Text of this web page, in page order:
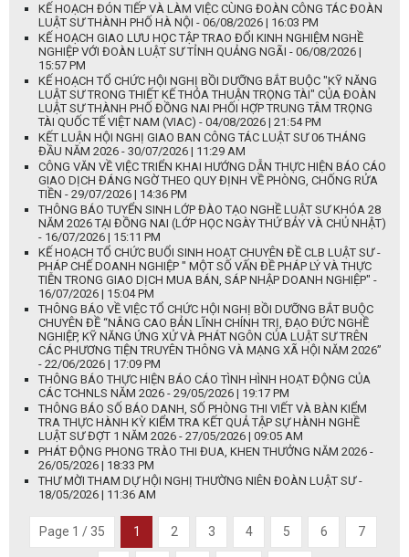
KẾ HOẠCH ĐÓN TIẾP VÀ LÀM VIỆC CÙNG ĐOÀN CÔNG TÁC ĐOÀN
LUẬT SƯ THÀNH PHỐ HÀ NỘI - 06/08/2026 | 16:03 PM
KẾ HOẠCH GIAO LƯU HỌC TẬP TRAO ĐỔI KINH NGHIỆM NGHỀ
NGHIỆP VỚI ĐOÀN LUẬT SƯ TỈNH QUẢNG NGÃI - 06/08/2026 |
15:57 PM
KẾ HOẠCH TỔ CHỨC HỘI NGHỊ BỒI DƯỠNG BẮT BUỘC "KỸ NĂNG
LUẬT SƯ TRONG THIẾT KẾ THỎA THUẬN TRỌNG TÀI" CỦA ĐOÀN
LUẬT SƯ THÀNH PHỐ ĐỒNG NAI PHỐI HỢP TRUNG TÂM TRỌNG
TÀI QUỐC TẾ VIỆT NAM (VIAC) - 04/08/2026 | 21:54 PM
KẾT LUẬN HỘI NGHỊ GIAO BAN CÔNG TÁC LUẬT SƯ 06 THÁNG
ĐẦU NĂM 2026 - 30/07/2026 | 11:29 AM
CÔNG VĂN VỀ VIỆC TRIỂN KHAI HƯỚNG DẪN THỰC HIỆN BÁO CÁO
GIAO DỊCH ĐÁNG NGỜ THEO QUY ĐỊNH VỀ PHÒNG, CHỐNG RỬA
TIỀN - 29/07/2026 | 14:36 PM
THÔNG BÁO TUYỂN SINH LỚP ĐÀO TẠO NGHỀ LUẬT SƯ KHÓA 28
NĂM 2026 TẠI ĐỒNG NAI (LỚP HỌC NGÀY THỨ BẢY VÀ CHỦ NHẬT)
- 16/07/2026 | 15:11 PM
KẾ HOẠCH TỔ CHỨC BUỔI SINH HOẠT CHUYÊN ĐỀ CLB LUẬT SƯ -
PHÁP CHẾ DOANH NGHIỆP " MỘT SỐ VẤN ĐỀ PHÁP LÝ VÀ THỰC
TIỄN TRONG GIAO DỊCH MUA BÁN, SÁP NHẬP DOANH NGHIỆP" -
16/07/2026 | 15:04 PM
THÔNG BÁO VỀ VIỆC TỔ CHỨC HỘI NGHỊ BỒI DƯỠNG BẮT BUỘC
CHUYÊN ĐỀ “NÂNG CAO BẢN LĨNH CHÍNH TRỊ, ĐẠO ĐỨC NGHỀ
NGHIỆP, KỸ NĂNG ỨNG XỬ VÀ PHÁT NGÔN CỦA LUẬT SƯ TRÊN
CÁC PHƯƠNG TIỆN TRUYÊN THÔNG VÀ MẠNG XÃ HỘI NĂM 2026”
- 22/06/2026 | 17:09 PM
THÔNG BÁO THỰC HIỆN BÁO CÁO TÌNH HÌNH HOẠT ĐỘNG CỦA
CÁC TCHNLS NĂM 2026 - 29/05/2026 | 19:17 PM
THÔNG BÁO SỐ BÁO DANH, SỐ PHÒNG THI VIẾT VÀ BÀN KIỂM
TRA THỰC HÀNH KỲ KIỂM TRA KẾT QUẢ TẬP SỰ HÀNH NGHỀ
LUẬT SƯ ĐỢT 1 NĂM 2026 - 27/05/2026 | 09:05 AM
PHÁT ĐỘNG PHONG TRÀO THI ĐUA, KHEN THƯỞNG NĂM 2026 -
26/05/2026 | 18:33 PM
THƯ MỜI THAM DỰ HỘI NGHỊ THƯỜNG NIÊN ĐOÀN LUẬT SƯ -
18/05/2026 | 11:36 AM
Page 1 / 35 1 2 3 4 5 6 7